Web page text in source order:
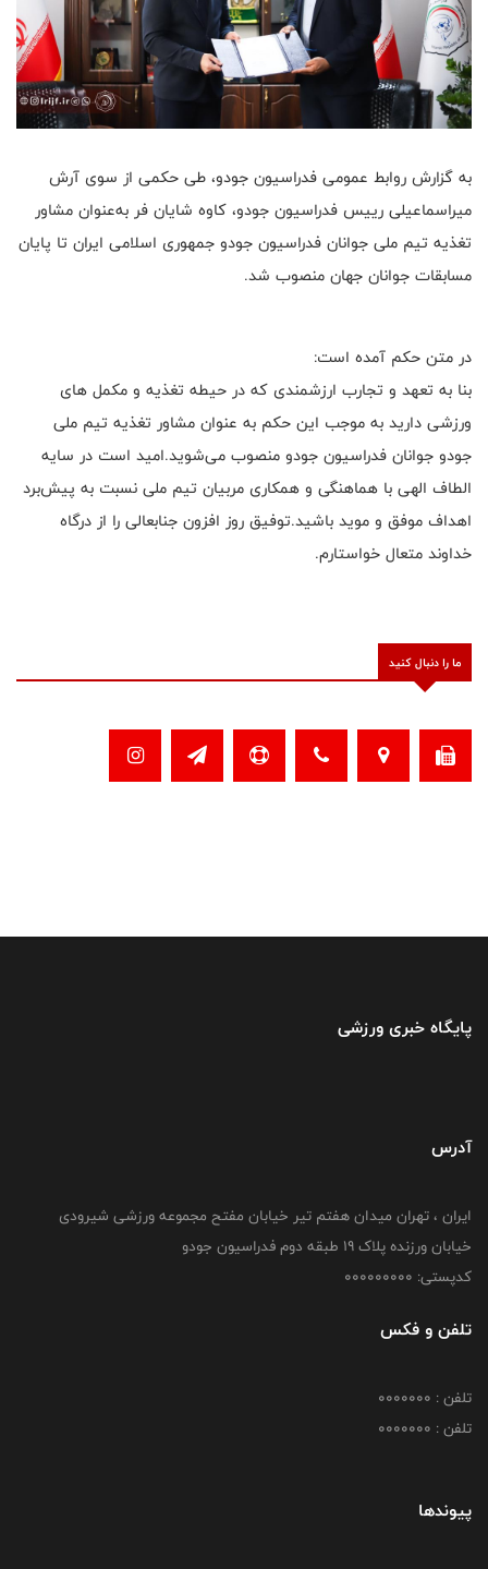
به گزارش روابط عمومی فدراسیون جودو، طی حکمی از سوی آرش
میراسماعیلی رییس فدراسیون جودو، کاوه شایان فر به‌عنوان مشاور
تغذیه تیم ملی جوانان فدراسیون جودو جمهوری اسلامی ایران تا پایان
مسابقات جوانان جهان منصوب شد.
در متن حکم آمده است:
بنا به تعهد و تجارب ارزشمندی که در حیطه تغذیه و مکمل های
ورزشی دارید به موجب این حکم به عنوان مشاور تغذیه تیم ملی
جودو جوانان فدراسیون جودو منصوب می‌شوید. امید است در سایه
الطاف الهی با هماهنگی و همکاری مربیان تیم ملی نسبت به پیش‌برد
اهداف موفق و موید باشید. توفیق روز افزون جنابعالی را از درگاه
خداوند متعال خواستارم.
ما را دنبال کنید
پایگاه خبری ورزشی
آدرس
ایران ، تهران میدان هفتم تیر خیابان مفتح مجموعه ورزشی شیرودی
خیابان ورزنده پلاک ۱۹ طبقه دوم فدراسیون جودو
کدپستی: 000000000
تلفن و فکس
تلفن : 0000000
تلفن : 0000000
پیوندها